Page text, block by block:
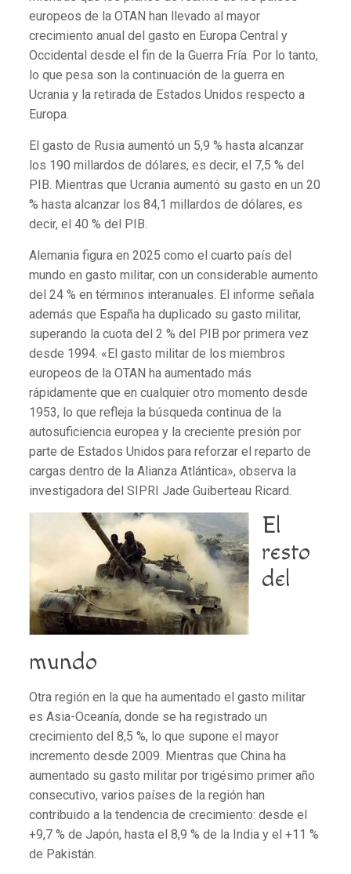
europeos de la OTAN han llevado al mayor
crecimiento anual del gasto en Europa Central y
Occidental desde el fin de la Guerra Fría. Por lo tanto,
lo que pesa son la continuación de la guerra en
Ucrania y la retirada de Estados Unidos respecto a
Europa.
El gasto de Rusia aumentó un 5,9 % hasta alcanzar
los 190 millardos de dólares, es decir, el 7,5 % del
PIB. Mientras que Ucrania aumentó su gasto en un 20
% hasta alcanzar los 84,1 millardos de dólares, es
decir, el 40 % del PIB.
Alemania figura en 2025 como el cuarto país del
mundo en gasto militar, con un considerable aumento
del 24 % en términos interanuales. El informe señala
además que España ha duplicado su gasto militar,
superando la cuota del 2 % del PIB por primera vez
desde 1994. «El gasto militar de los miembros
europeos de la OTAN ha aumentado más
rápidamente que en cualquier otro momento desde
1953, lo que refleja la búsqueda continua de la
autosuficiencia europea y la creciente presión por
parte de Estados Unidos para reforzar el reparto de
cargas dentro de la Alianza Atlántica», observa la
investigadora del SIPRI Jade Guiberteau Ricard.
El
resto
del
mundo
Otra región en la que ha aumentado el gasto militar
es Asia-Oceanía, donde se ha registrado un
crecimiento del 8,5 %, lo que supone el mayor
incremento desde 2009. Mientras que China ha
aumentado su gasto militar por trigésimo primer año
consecutivo, varios países de la región han
contribuido a la tendencia de crecimiento: desde el
+9,7 % de Japón, hasta el 8,9 % de la India y el +11 %
de Pakistán.